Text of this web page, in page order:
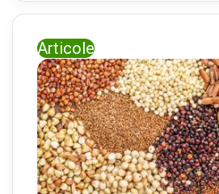
Articole